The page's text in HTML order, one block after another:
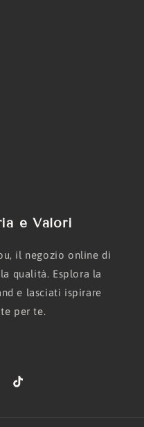
e Valori
il negozio online di
qualità. Esplora la
e lasciati ispirare
per te.
TikTok